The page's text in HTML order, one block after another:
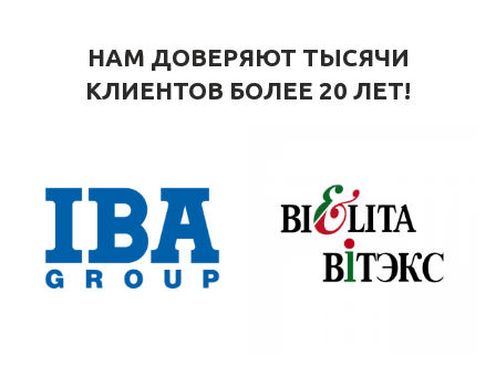
НАМ ДОВЕРЯЮТ ТЫСЯЧИ
КЛИЕНТОВ БОЛЕЕ 20 ЛЕТ!